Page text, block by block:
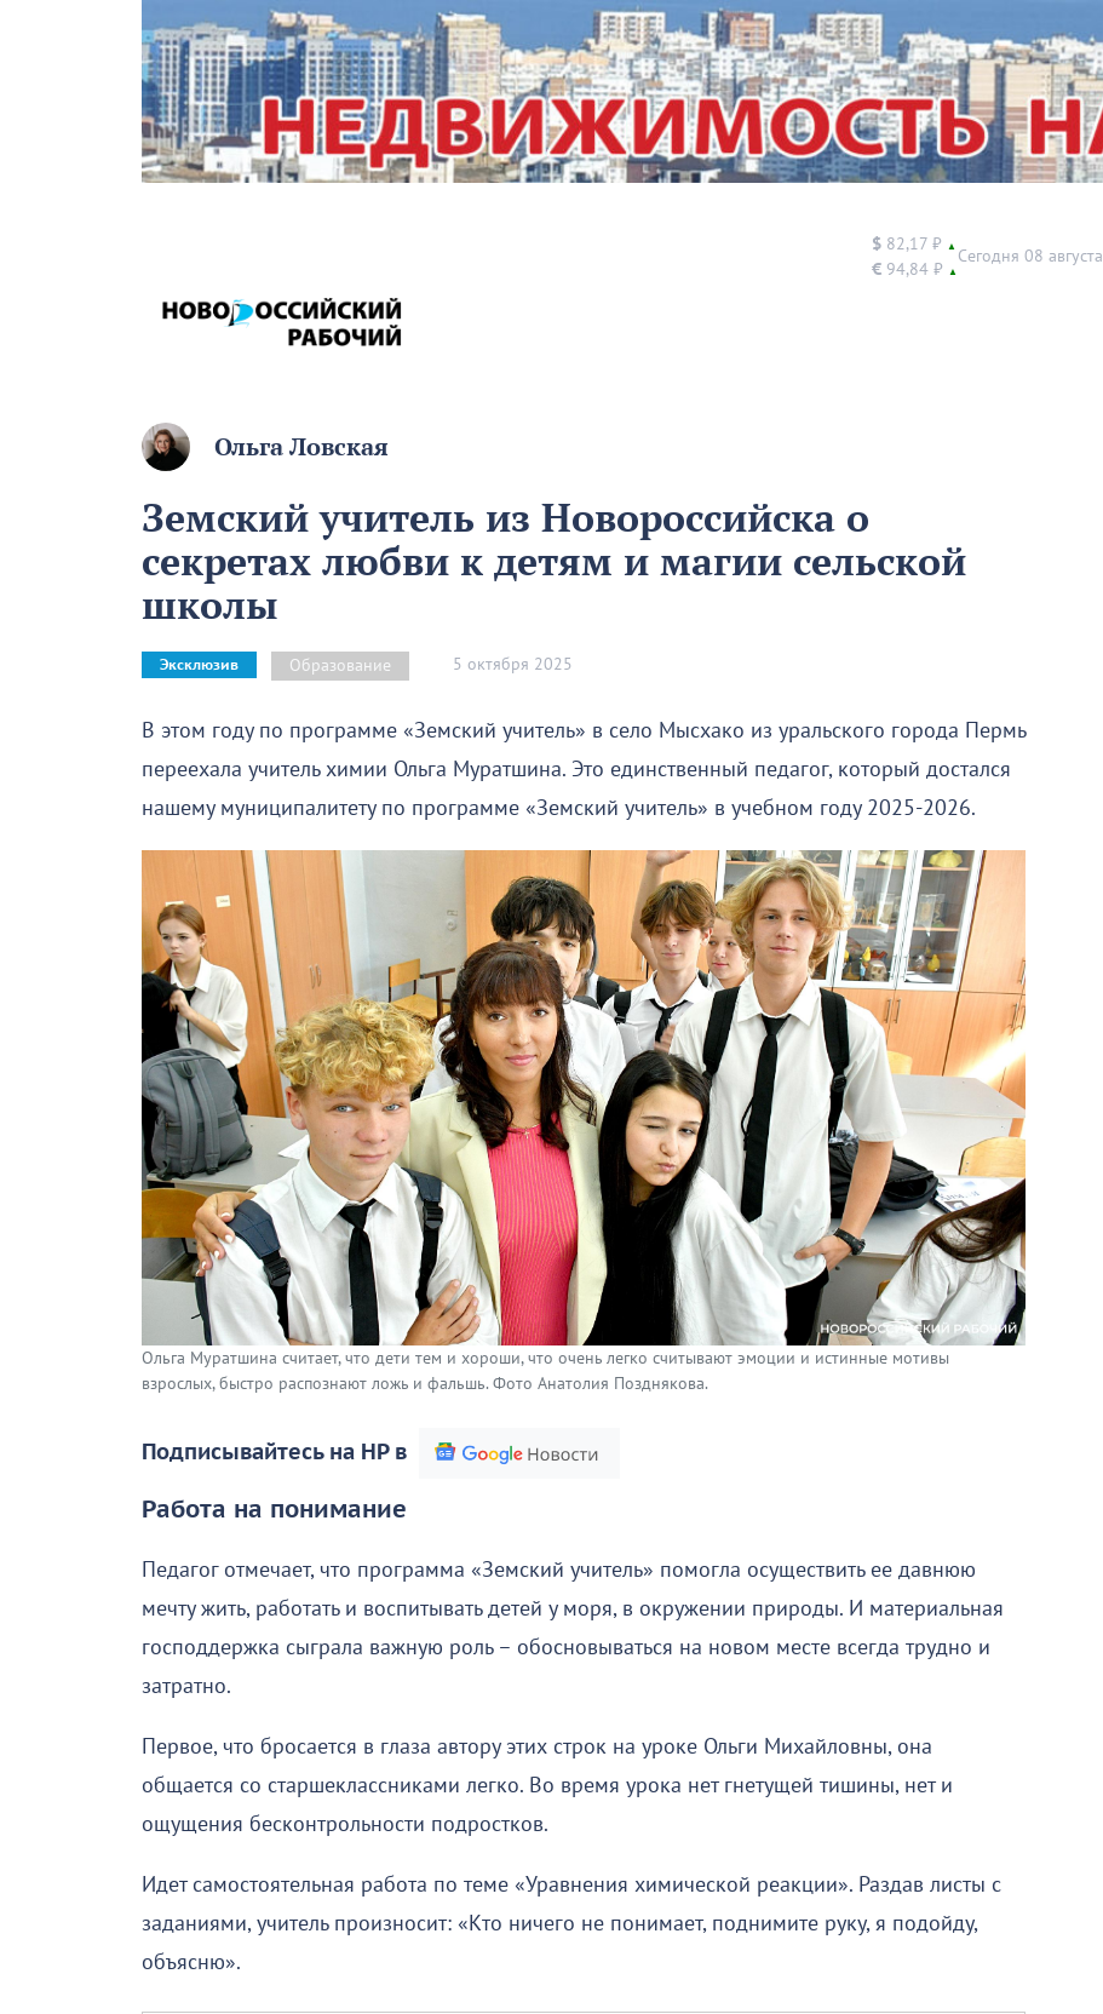
$ 82,17 ₽ ▲
€ 94,84 ₽ ▲
Сегодня 08 августа
Ольга Ловская
Земский учитель из Новороссийска о
секретах любви к детям и магии сельской
школы
Эксклюзив Образование 5 октября 2025
В этом году по программе «Земский учитель» в село Мысхако из уральского города Пермь
переехала учитель химии Ольга Муратшина. Это единственный педагог, который достался
нашему муниципалитету по программе «Земский учитель» в учебном году 2025-2026.
Ольга Муратшина считает, что дети тем и хороши, что очень легко считывают эмоции и истинные мотивы
взрослых, быстро распознают ложь и фальшь. Фото Анатолия Позднякова.
Подписывайтесь на НР в
Работа на понимание
Педагог отмечает, что программа «Земский учитель» помогла осуществить ее давнюю
мечту жить, работать и воспитывать детей у моря, в окружении природы. И материальная
господдержка сыграла важную роль – обосновываться на новом месте всегда трудно и
затратно.
Первое, что бросается в глаза автору этих строк на уроке Ольги Михайловны, она
общается со старшеклассниками легко. Во время урока нет гнетущей тишины, нет и
ощущения бесконтрольности подростков.
Идет самостоятельная работа по теме «Уравнения химической реакции». Раздав листы с
заданиями, учитель произносит: «Кто ничего не понимает, поднимите руку, я подойду,
объясню».